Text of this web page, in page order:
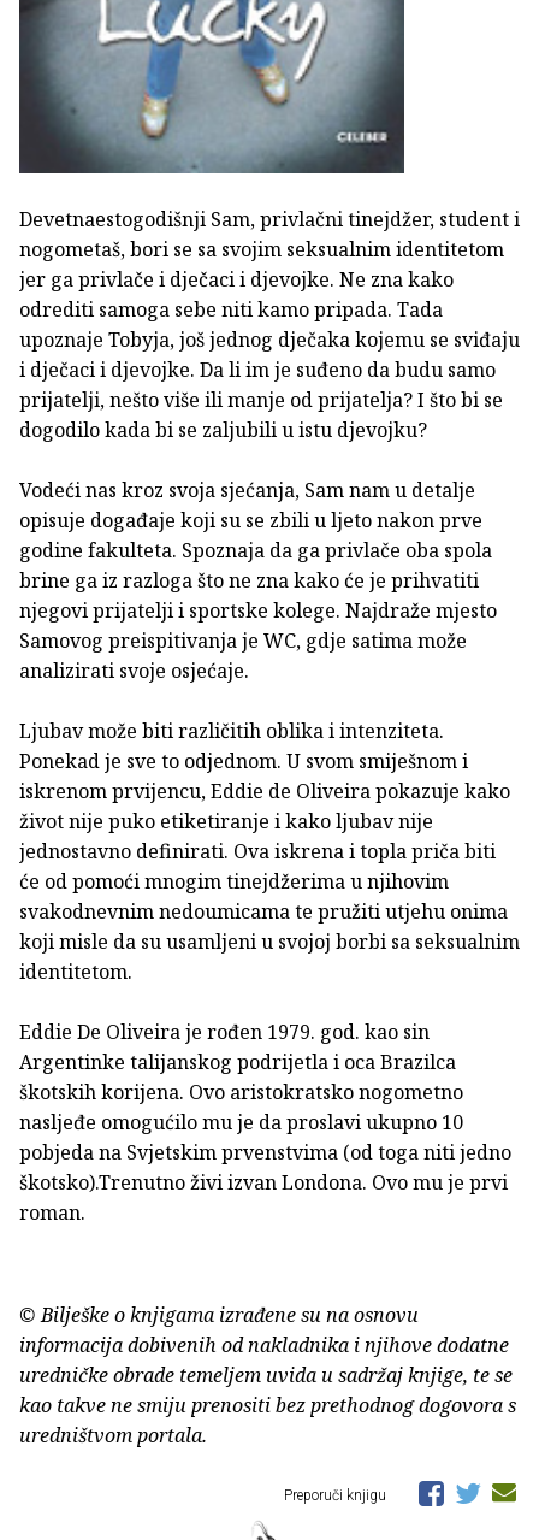
Devetnaestogodišnji Sam, privlačni tinejdžer, student i
nogometaš, bori se sa svojim seksualnim identitetom
jer ga privlače i dječaci i djevojke. Ne zna kako
odrediti samoga sebe niti kamo pripada. Tada
upoznaje Tobyja, još jednog dječaka kojemu se sviđaju
i dječaci i djevojke. Da li im je suđeno da budu samo
prijatelji, nešto više ili manje od prijatelja? I što bi se
dogodilo kada bi se zaljubili u istu djevojku?
Vodeći nas kroz svoja sjećanja, Sam nam u detalje
opisuje događaje koji su se zbili u ljeto nakon prve
godine fakulteta. Spoznaja da ga privlače oba spola
brine ga iz razloga što ne zna kako će je prihvatiti
njegovi prijatelji i sportske kolege. Najdraže mjesto
Samovog preispitivanja je WC, gdje satima može
analizirati svoje osjećaje.
Ljubav može biti različitih oblika i intenziteta.
Ponekad je sve to odjednom. U svom smiješnom i
iskrenom prvijencu, Eddie de Oliveira pokazuje kako
život nije puko etiketiranje i kako ljubav nije
jednostavno definirati. Ova iskrena i topla priča biti
će od pomoći mnogim tinejdžerima u njihovim
svakodnevnim nedoumicama te pružiti utjehu onima
koji misle da su usamljeni u svojoj borbi sa seksualnim
identitetom.
Eddie De Oliveira je rođen 1979. god. kao sin
Argentinke talijanskog podrijetla i oca Brazilca
škotskih korijena. Ovo aristokratsko nogometno
nasljeđe omogućilo mu je da proslavi ukupno 10
pobjeda na Svjetskim prvenstvima (od toga niti jedno
škotsko).Trenutno živi izvan Londona. Ovo mu je prvi
roman.
© Bilješke o knjigama izrađene su na osnovu
informacija dobivenih od nakladnika i njihove dodatne
uredničke obrade temeljem uvida u sadržaj knjige, te se
kao takve ne smiju prenositi bez prethodnog dogovora s
uredništvom portala.
Preporuči knjigu